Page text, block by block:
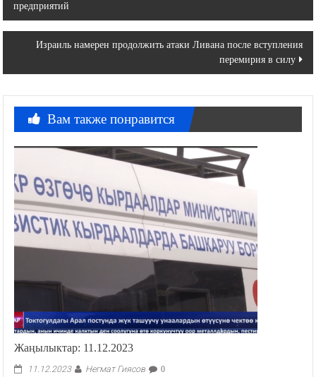
по
записям
предприятий
Израиль намерен продолжить атаки Ливана после вступления
перемирия в силу
Вам также понравится
Жаңылыктар: 11.12.2023
11.12.2023 Негмат Гиясов 0